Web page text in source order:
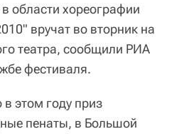
области хореографии
вручат во вторник на
театра, сообщили РИА
фестиваля.
этом году приз
пенаты, в Большой